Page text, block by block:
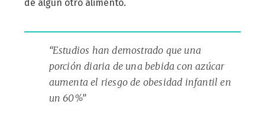
de algún otro alimento.
“Estudios han demostrado que una
porción diaria de una bebida con azúcar
aumenta el riesgo de obesidad infantil en
un 60%”